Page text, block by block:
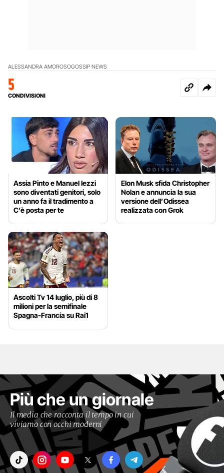
ALESSANDRA AMOROSOGOSSIP NEWS
5
CONDIVISIONI
Assia Pinto e Manuel Iezzi
sono diventati genitori, solo
un anno fa il tradimento a
C’è posta per te
Elon Musk sfida Christopher
Nolan e annuncia la sua
versione dell’Odissea
realizzata con Grok
Ascolti Tv 14 luglio, più di 8
milioni per la semifinale
Spagna-Francia su Rai1
Più che un giornale
Il media che racconta il tempo in cui
viviamo con occhi moderni